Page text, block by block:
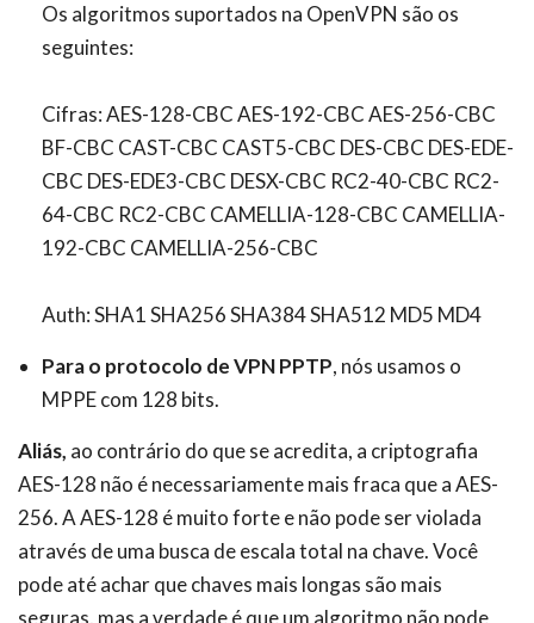
Os algoritmos suportados na OpenVPN são os
seguintes:
Cifras: AES-128-CBC AES-192-CBC AES-256-CBC
BF-CBC CAST-CBC CAST5-CBC DES-CBC DES-EDE-
CBC DES-EDE3-CBC DESX-CBC RC2-40-CBC RC2-
64-CBC RC2-CBC CAMELLIA-128-CBC CAMELLIA-
192-CBC CAMELLIA-256-CBC
Auth: SHA1 SHA256 SHA384 SHA512 MD5 MD4
Para o protocolo de VPN PPTP, nós usamos o
MPPE com 128 bits.
Aliás, ao contrário do que se acredita, a criptografia
AES-128 não é necessariamente mais fraca que a AES-
256. A AES-128 é muito forte e não pode ser violada
através de uma busca de escala total na chave. Você
pode até achar que chaves mais longas são mais
seguras, mas a verdade é que um algoritmo não pode